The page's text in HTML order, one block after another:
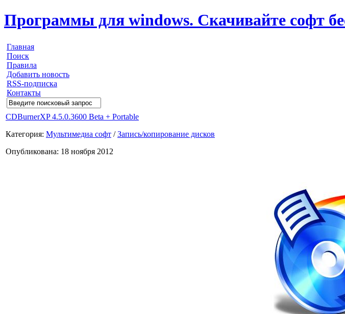
Программы для windows. Скачивайте софт
Главная
Поиск
Правила
Добавить новость
RSS-подписка
Контакты
CDBurnerXP 4.5.0.3600 Beta + Portable
Категория: Мультимедиа софт /Запись/копирование дисков
Опубликована: 18 ноября 2012